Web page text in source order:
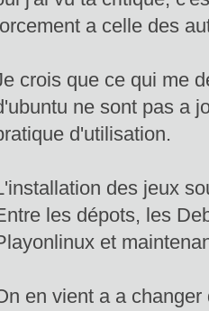
a celle des
crois que ce qui me
ne sont pas a
d'utilisation.
des jeux
les dépots, les
et
en vient a a